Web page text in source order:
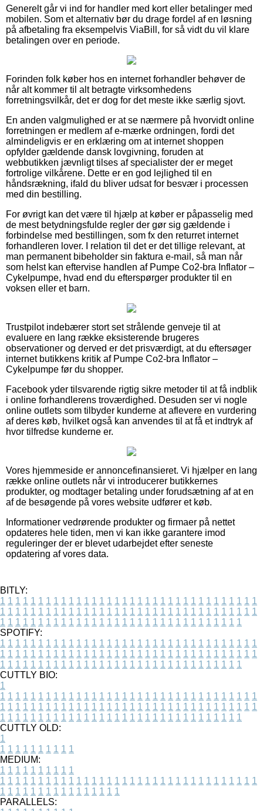
Generelt går vi ind for handler med kort eller betalinger med
mobilen. Som et alternativ bør du drage fordel af en løsning
på afbetaling fra eksempelvis ViaBill, for så vidt du vil klare
betalingen over en periode.
Forinden folk køber hos en internet forhandler behøver de
når alt kommer til alt betragte virksomhedens
forretningsvilkår, det er dog for det meste ikke særlig sjovt.
En anden valgmulighed er at se nærmere på hvorvidt online
forretningen er medlem af e-mærke ordningen, fordi det
almindeligvis er en erklæring om at internet shoppen
opfylder gældende dansk lovgivning, foruden at
webbutikken jævnligt tilses af specialister der er meget
fortrolige vilkårene. Dette er en god lejlighed til en
håndsrækning, ifald du bliver udsat for besvær i processen
med din bestilling.
For øvrigt kan det være til hjælp at køber er påpasselig med
de mest betydningsfulde regler der gør sig gældende i
forbindelse med bestillingen, som fx den returret internet
forhandleren lover. I relation til det er det tillige relevant, at
man permanent bibeholder sin faktura e-mail, så man når
som helst kan eftervise handlen af Pumpe Co2-bra Inflator –
Cykelpumpe, hvad end du efterspørger produkter til en
voksen eller et barn.
Trustpilot indebærer stort set strålende genveje til at
evaluere en lang række eksisterende brugeres
observationer og derved er det prisværdigt, at du eftersøger
internet butikkens kritik af Pumpe Co2-bra Inflator –
Cykelpumpe før du shopper.
Facebook yder tilsvarende rigtig sikre metoder til at få indblik
i online forhandlerens troværdighed. Desuden ser vi nogle
online outlets som tilbyder kunderne at aflevere en vurdering
af deres køb, hvilket også kan anvendes til at få et indtryk af
hvor tilfredse kunderne er.
Vores hjemmeside er annoncefinansieret. Vi hjælper en lang
række online outlets når vi introducerer butikkernes
produkter, og modtager betaling under forudsætning af at en
af de besøgende på vores website udfører et køb.
Informationer vedrørende produkter og firmaer på nettet
opdateres hele tiden, men vi kan ikke garantere imod
reguleringer der er blevet udarbejdet efter seneste
opdatering af vores data.
BITLY:
1 1 1 1 1 1 1 1 1 1 1 1 1 1 1 1 1 1 1 1 1 1 1 1 1 1 1 1 1 1 1 1 1 1
1 1 1 1 1 1 1 1 1 1 1 1 1 1 1 1 1 1 1 1 1 1 1 1 1 1 1 1 1 1 1 1 1 1
1 1 1 1 1 1 1 1 1 1 1 1 1 1 1 1 1 1 1 1 1 1 1 1 1 1 1 1 1 1 1 1
SPOTIFY:
1 1 1 1 1 1 1 1 1 1 1 1 1 1 1 1 1 1 1 1 1 1 1 1 1 1 1 1 1 1 1 1 1 1
1 1 1 1 1 1 1 1 1 1 1 1 1 1 1 1 1 1 1 1 1 1 1 1 1 1 1 1 1 1 1 1 1 1
1 1 1 1 1 1 1 1 1 1 1 1 1 1 1 1 1 1 1 1 1 1 1 1 1 1 1 1 1 1 1 1
CUTTLY BIO:
1
1 1 1 1 1 1 1 1 1 1 1 1 1 1 1 1 1 1 1 1 1 1 1 1 1 1 1 1 1 1 1 1 1 1
1 1 1 1 1 1 1 1 1 1 1 1 1 1 1 1 1 1 1 1 1 1 1 1 1 1 1 1 1 1 1 1 1 1
1 1 1 1 1 1 1 1 1 1 1 1 1 1 1 1 1 1 1 1 1 1 1 1 1 1 1 1 1 1 1 1
CUTTLY OLD:
1
1 1 1 1 1 1 1 1 1 1
MEDIUM:
1 1 1 1 1 1 1 1 1 1
1 1 1 1 1 1 1 1 1 1 1 1 1 1 1 1 1 1 1 1 1 1 1 1 1 1 1 1 1 1 1 1 1 1
1 1 1 1 1 1 1 1 1 1 1 1 1 1 1 1
PARALLELS: